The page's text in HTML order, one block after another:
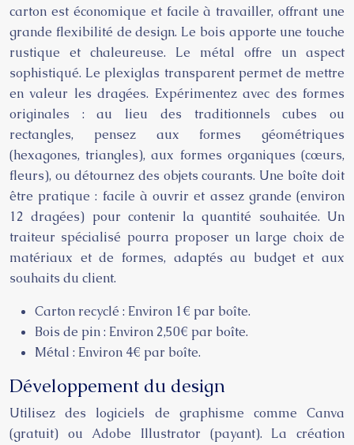
carton est économique et facile à travailler, offrant une
grande flexibilité de design. Le bois apporte une touche
rustique et chaleureuse. Le métal offre un aspect
sophistiqué. Le plexiglas transparent permet de mettre
en valeur les dragées. Expérimentez avec des formes
originales : au lieu des traditionnels cubes ou
rectangles, pensez aux formes géométriques
(hexagones, triangles), aux formes organiques (cœurs,
fleurs), ou détournez des objets courants. Une boîte doit
être pratique : facile à ouvrir et assez grande (environ
12 dragées) pour contenir la quantité souhaitée. Un
traiteur spécialisé pourra proposer un large choix de
matériaux et de formes, adaptés au budget et aux
souhaits du client.
Carton recyclé : Environ 1€ par boîte.
Bois de pin : Environ 2,50€ par boîte.
Métal : Environ 4€ par boîte.
Développement du design
Utilisez des logiciels de graphisme comme Canva
(gratuit) ou Adobe Illustrator (payant). La création